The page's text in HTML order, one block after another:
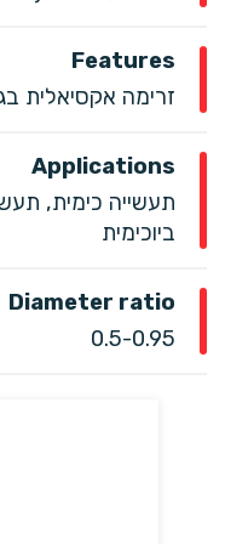
Features
זרימה אקסיאלית
Applications
תעשייה כימית,
ביוכימית
Diameter ratio
0.5-0.95